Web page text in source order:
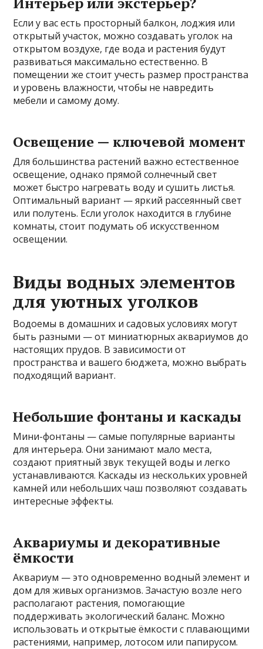
Если у вас есть просторный балкон, лоджия или
открытый участок, можно создавать уголок на
открытом воздухе, где вода и растения будут
развиваться максимально естественно. В
помещении же стоит учесть размер пространства
и уровень влажности, чтобы не навредить
мебели и самому дому.
Освещение — ключевой момент
Для большинства растений важно естественное
освещение, однако прямой солнечный свет
может быстро нагревать воду и сушить листья.
Оптимальный вариант — яркий рассеянный свет
или полутень. Если уголок находится в глубине
комнаты, стоит подумать об искусственном
освещении.
Виды водных элементов
для уютных уголков
Водоемы в домашних и садовых условиях могут
быть разными — от миниатюрных аквариумов до
настоящих прудов. В зависимости от
пространства и вашего бюджета, можно выбрать
подходящий вариант.
Небольшие фонтаны и каскады
Мини-фонтаны — самые популярные варианты
для интерьера. Они занимают мало места,
создают приятный звук текущей воды и легко
устанавливаются. Каскады из нескольких уровней
камней или небольших чаш позволяют создавать
интересные эффекты.
Аквариумы и декоративные
ёмкости
Аквариум — это одновременно водный элемент и
дом для живых организмов. Зачастую возле него
располагают растения, помогающие
поддерживать экологический баланс. Можно
использовать и открытые ёмкости с плавающими
растениями, например, лотосом или папирусом.